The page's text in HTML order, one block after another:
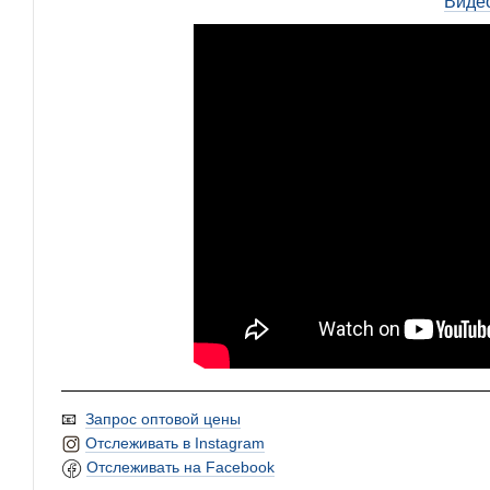
📧 Запрос оптовой цены
Отслеживать в Instagram
Отслеживать на Facebook